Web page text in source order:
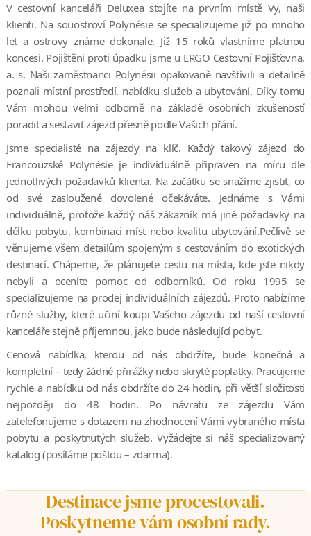
V cestovní kanceláři Deluxea stojíte na prvním místě Vy, naši
klienti. Na souostroví Polynésie se specializujeme již po mnoho
let a ostrovy známe dokonale. Již 15 roků vlastníme platnou
koncesi. Pojištěni proti úpadku jsme u ERGO Cestovní Pojišťovna,
a. s. Naši zaměstnanci Polynésii opakovaně navštívili a detailně
poznali místní prostředí, nabídku služeb a ubytování. Díky tomu
Vám mohou velmi odborně na základě osobních zkušeností
poradit a sestavit zájezd přesně podle Vašich přání.
Jsme specialisté na zájezdy na klíč. Každý takový zájezd do
Francouzské Polynésie je individuálně připraven na míru dle
jednotlivých požadavků klienta. Na začátku se snažíme zjistit, co
od své zasloužené dovolené očekáváte. Jednáme s Vámi
individuálně, protože každý náš zákazník má jiné požadavky na
délku pobytu, kombinaci míst nebo kvalitu ubytování.Pečlivě se
věnujeme všem detailům spojeným s cestováním do exotických
destinací. Chápeme, že plánujete cestu na místa, kde jste nikdy
nebyli a oceníte pomoc od odborníků. Od roku 1995 se
specializujeme na prodej individuálních zájezdů. Proto nabízíme
různé služby, které učiní koupi Vašeho zájezdu od naší cestovní
kanceláře stejně příjemnou, jako bude následující pobyt.
Cenová nabídka, kterou od nás obdržíte, bude konečná a
kompletní – tedy žádné přirážky nebo skryté poplatky. Pracujeme
rychle a nabídku od nás obdržíte do 24 hodin, při větší složitosti
nejpozději do 48 hodin. Po návratu ze zájezdu Vám
zatelefonujeme s dotazem na zhodnocení Vámi vybraného místa
pobytu a poskytnutých služeb. Vyžádejte si náš specializovaný
katalog (posíláme poštou – zdarma).
Destinace jsme procestovali.
Poskytneme vám osobní rady.